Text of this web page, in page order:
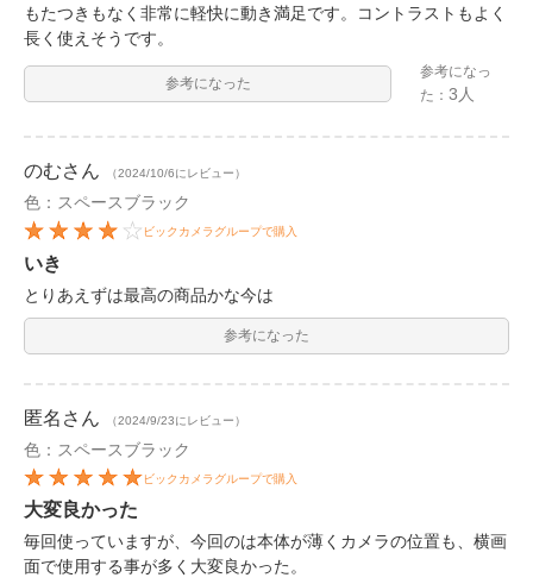
もたつきもなく非常に軽快に動き満足です。コントラストもよく
長く使えそうです。
参考になった
参考になっ
た：3人
のむさん （2024/10/6にレビュー）
色：スペースブラック
ビックカメラグループで購入
いき
とりあえずは最高の商品かな今は
参考になった
匿名 さん （2024/9/23にレビュー）
色：スペースブラック
ビックカメラグループで購入
大変良かった
毎回使っていますが、今回のは本体が薄くカメラの位置も、横画
面で使用する事が多く大変良かった。